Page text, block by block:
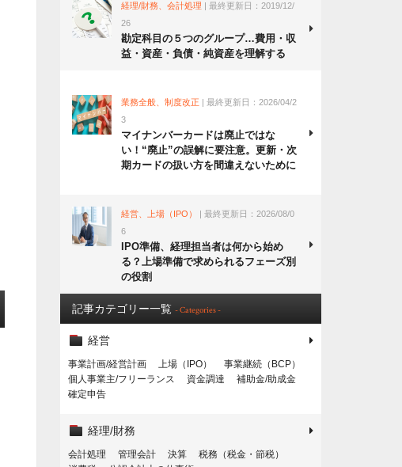
経理/財務、会計処理 | 最終更新日：2019/12/
26
勘定科目の５つのグループ…費用・収
益・資産・負債・純資産を理解する
業務全般、制度改正 | 最終更新日：2026/04/2
3
マイナンバーカードは廃止ではな
い！“廃止”の誤解に要注意。更新・次
期カードの扱い方を間違えないために
経営、上場（IPO）
| 最終更新日：2026/08/0
6
IPO準備、経理担当者は何から始め
る？上場準備で求められるフェーズ別
の役割
記事カテゴリー一覧 - Categories -
経営
事業計画/経営計画 上場（IPO）
事業継続（BCP）
個人事業主/フリーランス
資金調達
補助金/助成金
確定申告
経理/財務
会計処理 管理会計 決算
税務（税金・節税）